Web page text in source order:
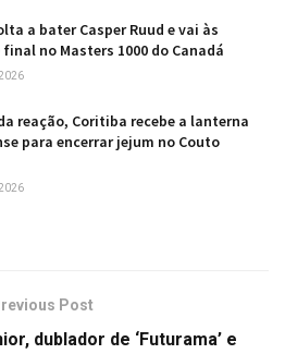
a bater Casper Ruud e vai às
no Masters 1000 do Canadá
reação, Coritiba recebe a lanterna
para encerrar jejum no Couto
Post
dublador de ‘Futurama’ e